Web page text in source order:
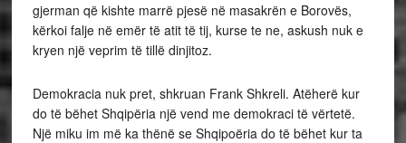
gjerman që kishte marrë pjesë në masakrën e Borovës,
kërkoi falje në emër të atit të tij, kurse te ne, askush nuk e
kryen një veprim të tillë dinjitoz.
Demokracia nuk pret, shkruan Frank Shkreli. Atëherë kur
do të bëhet Shqipëria një vend me demokraci të vërtetë.
Një miku im më ka thënë se Shqipoëria do të bëhet kur ta